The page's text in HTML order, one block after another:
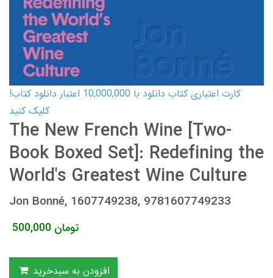
کارت اعتباری کتاب دانلود با 10,000,000 اعتبار دانلود کتاب!
کلیک کنید
The New French Wine [Two-
Book Boxed Set]: Redefining the
World's Greatest Wine Culture
Jon Bonné, 1607749238, 9781607749233
500,000 تومان
افزودن به سبدخرید